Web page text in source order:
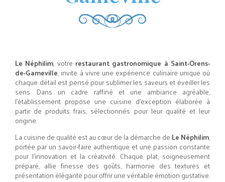
Le Néphilim, votre restaurant gastronomique à Saint-Orens-
de-Gameville, invite à vivre une expérience culinaire unique où
chaque détail est pensé pour sublimer les saveurs et éveiller les
sens. Dans un cadre raffiné et une ambiance agréable,
l’établissement propose une cuisine d’exception élaborée à
partir de produits frais, sélectionnés pour leur qualité et leur
origine.
La cuisine de qualité est au cœur de la démarche de Le Néphilim,
portée par un savoir-faire authentique et une passion constante
pour l’innovation et la créativité. Chaque plat, soigneusement
préparé, allie finesse des goûts, harmonie des textures et
présentation élégante pour offrir une véritable émotion gustative.